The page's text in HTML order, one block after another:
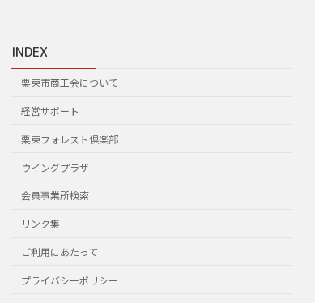
INDEX
栗東市商工会について
経営サポート
栗東フォレスト倶楽部
ウイングプラザ
会員事業所検索
リンク集
ご利用にあたって
プライバシーポリシー